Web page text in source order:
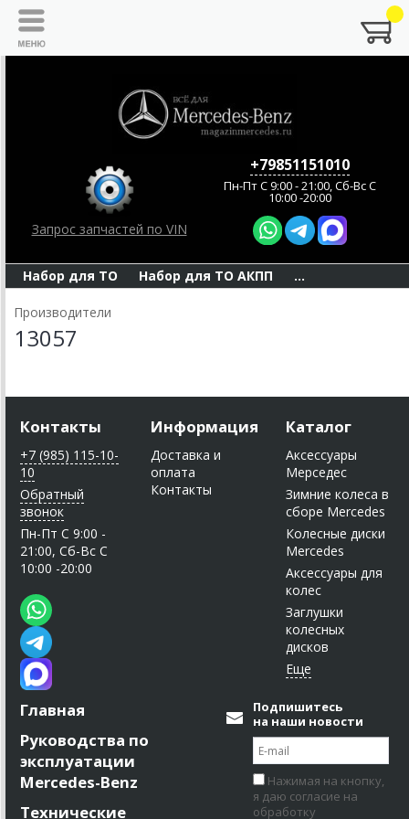
Запрос запчастей по VIN
+79851151010
Пн-Пт C 9:00 - 21:00, Сб-Вс С
10:00 -20:00
Набор для ТО Набор для ТО АКПП ...
Производители
13057
Контакты
+7 (985) 115-10-
10
Обратный
звонок
Пн-Пт C 9:00 -
21:00, Сб-Вс С
10:00 -20:00
Информация
Доставка и
оплата
Контакты
Каталог
Аксессуары
Мерседес
Зимние колеса в
сборе Mercedes
Колесные диски
Mercedes
Аксессуары для
колес
Заглушки
колесных
дисков
Главная
Руководства по
эксплуатации
Mercedes-Benz
Технические
Подпишитесь
на наши новости
Нажимая на кнопку,
я даю согласие на
обработку